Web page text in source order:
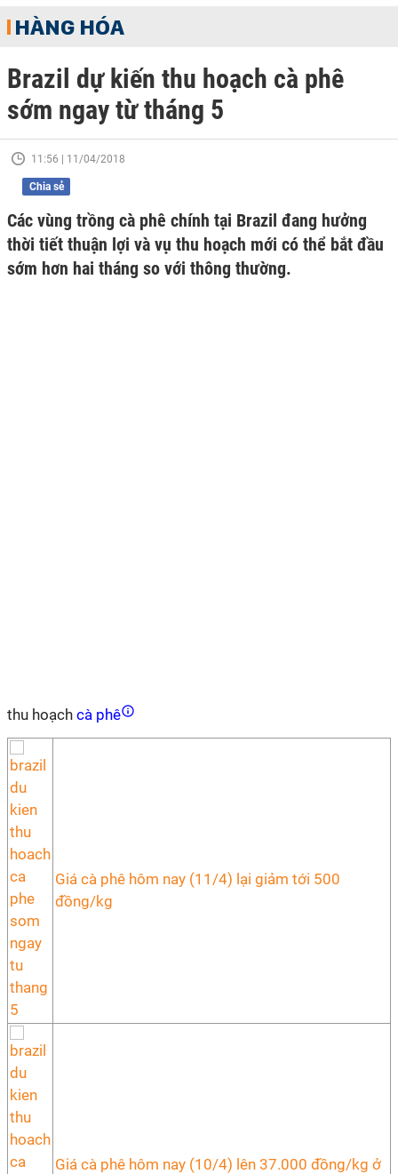
HÀNG HÓA
Brazil dự kiến thu hoạch cà phê
sớm ngay từ tháng 5
11:56 | 11/04/2018
Chia sẻ
Các vùng trồng cà phê chính tại Brazil đang hưởng
thời tiết thuận lợi và vụ thu hoạch mới có thể bắt đầu
sớm hơn hai tháng so với thông thường.
thu hoạch cà phê
Giá cà phê hôm nay (11/4) lại giảm tới 500
đồng/kg
Giá cà phê hôm nay (10/4) lên 37.000 đồng/kg ở